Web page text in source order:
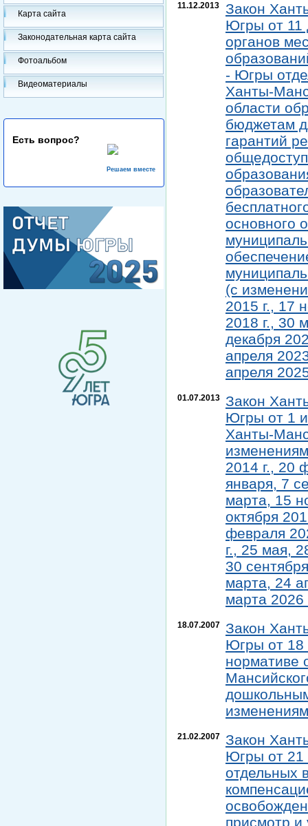
Карта сайта
Законодательная карта сайта
Фотоальбом
Видеоматериалы
Есть вопрос?
Решаем вместе
11.12.2013
Закон
Югры от 11
органов
- Югры
Ханты-
области
бюджетам
гарантий
основного
(с
2015 г., 17
2018 г., 30
декабря
апреля
апреля
01.07.2013
Закон
Югры от 1
Ханты-
2014 г., 20
января, 7
марта, 15
октября
февраля
г., 25 мая,
30
марта, 24
марта 2026
18.07.2007
Закон
Югры от 18
нормативе
21.02.2007
Закон
Югры от 21
отдельных
присмотр и